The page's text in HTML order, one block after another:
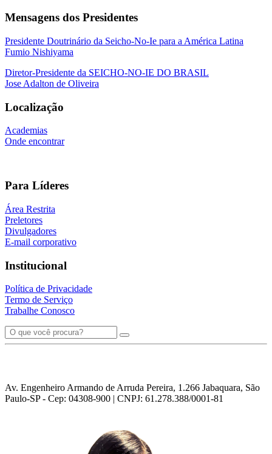
Mensagens dos Presidentes
Presidente Doutrinário da Seicho-No-Ie para a América Latina
Fumio Nishiyama
Diretor-Presidente da SEICHO-NO-IE DO BRASIL
Jose Adalton de Oliveira
Localização
Academias
Onde encontrar
Para Líderes
Área Restrita
Preletores
Divulgadores
E-mail corporativo
Institucional
Política de Privacidade
Termo de Serviço
Trabalhe Conosco
Av. Engenheiro Armando de Arruda Pereira, 1.266 Jabaquara, São
Paulo-SP - Cep: 04308-900 | CNPJ: 61.278.388/0001-81